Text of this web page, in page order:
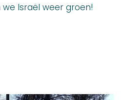
Israël weer groen!